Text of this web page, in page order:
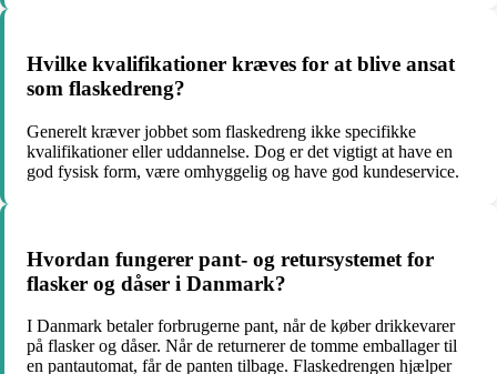
Hvilke kvalifikationer kræves for at blive ansat
som flaskedreng?
Generelt kræver jobbet som flaskedreng ikke specifikke
kvalifikationer eller uddannelse. Dog er det vigtigt at have en
god fysisk form, være omhyggelig og have god kundeservice.
Hvordan fungerer pant- og retursystemet for
flasker og dåser i Danmark?
I Danmark betaler forbrugerne pant, når de køber drikkevarer
på flasker og dåser. Når de returnerer de tomme emballager til
en pantautomat, får de panten tilbage. Flaskedrengen hjælper